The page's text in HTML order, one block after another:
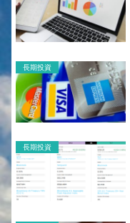
長期投資
長期投資